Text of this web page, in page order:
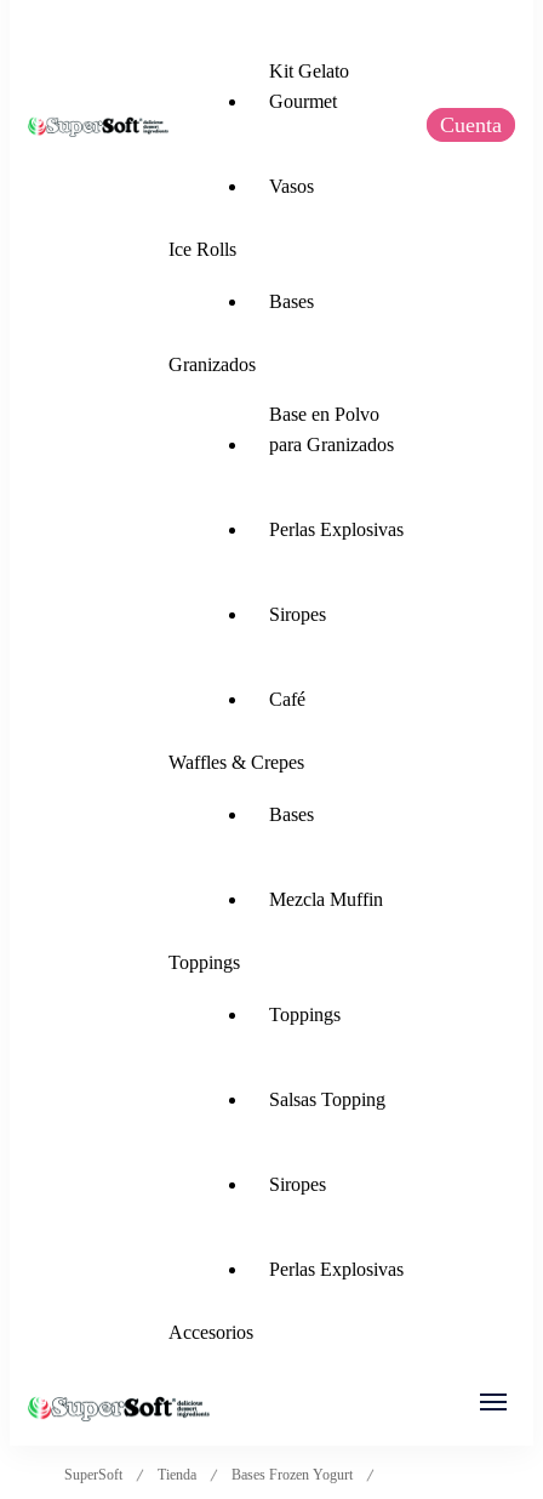
Mezclas para Helado Suave, Frozen Yogurt,
Kit Gelato
Gourmet
Vasos
Ice Rolls
Bases
Granizados
Base en Polvo
para Granizados
Perlas Explosivas
Siropes
Café
Waffles & Crepes
Bases
Mezcla Muffin
Toppings
Toppings
Salsas Topping
Siropes
Perlas Explosivas
Accesorios
Cuenta
SuperSoft Tienda Bases Frozen Yogurt